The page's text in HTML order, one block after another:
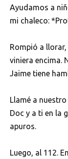
Ayudamos a
mi chaleco:
Rompió a
viniera encima.
Jaime tiene
Llamé a
Doc y a ti en la
apuros.
Luego, al 112.